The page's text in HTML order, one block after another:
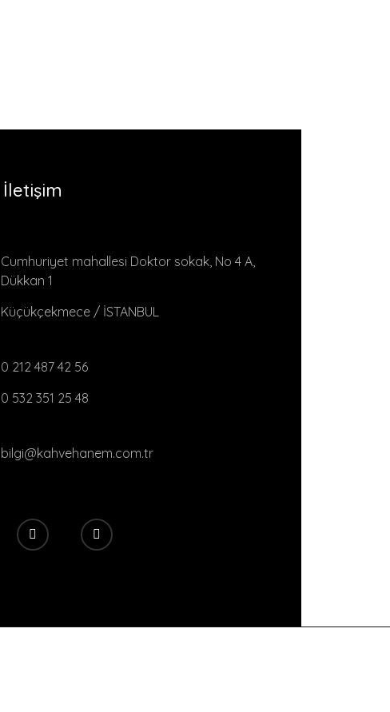
İletişim
Cumhuriyet mahallesi Doktor sokak, No 4 A,
Dükkan 1
Küçükçekmece / İSTANBUL
0 212 487 42 56
0 532 351 25 48
bilgi@kahvehanem.com.tr